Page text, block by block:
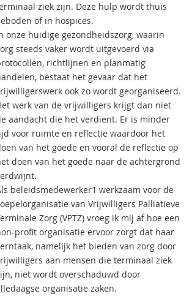
ziek zijn. Deze hulp wordt thuis
of in hospices.
onze huidige gezondheidszorg, waarin
steeds vaker wordt uitgevoerd via
richtlijnen en planmatig
bestaat het gevaar dat het
ook zo wordt georganiseerd.
werk van de vrijwilligers krijgt dan niet
aandacht die het verdient. Er is minder
voor ruimte en reflectie waardoor het
van het goede en vooral de reflectie op
doen van het goede naar de achtergrond
beleidsmedewerker1 werkzaam voor de
van Vrijwilligers Palliatieve
Zorg (VPTZ) vroeg ik mij af hoe een
profit organisatie ervoor zorgt dat haar
namelijk het bieden van zorg door
aan mensen die terminaal ziek
niet wordt overschaduwd door
organisatie zaken.